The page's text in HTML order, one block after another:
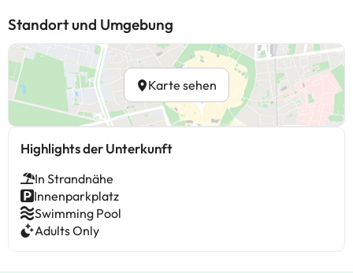
Standort und Umgebung
Karte sehen
Highlights der Unterkunft
In Strandnähe
Innenparkplatz
Swimming Pool
Adults Only